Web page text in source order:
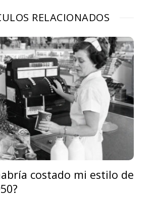
RELACIONADOS
costado mi estilo de